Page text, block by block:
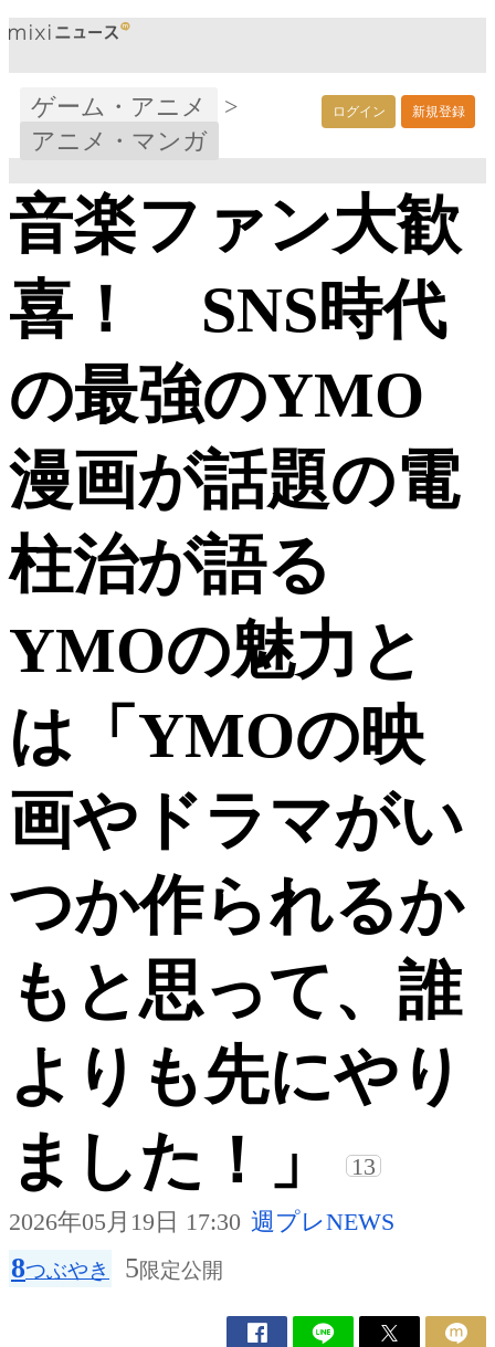
ログイン 新規登録
ゲーム・アニメ
>
アニメ・マンガ
音楽ファン大歓
喜！ SNS時代
の最強のYMO
漫画が話題の電
柱治が語る
YMOの魅力と
は「YMOの映
画やドラマがい
つか作られるか
もと思って、誰
よりも先にやり
ました！」
13
2026年05月19日 17:30 週プレNEWS
8つぶやき 5限定公開